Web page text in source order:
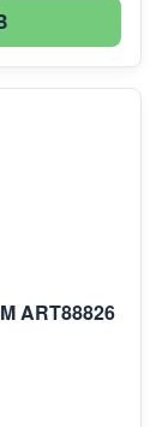
ART88826